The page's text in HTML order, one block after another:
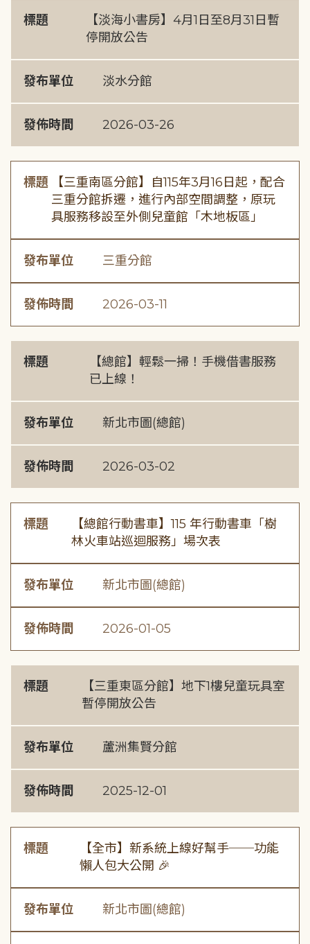
標題
【淡海小書房】4月1日至8月31日暫
停開放公告
發布單位 淡水分館
發佈時間 2026-03-26
標題
【三重南區分館】自115年3月16日起，配合
三重分館拆遷，進行內部空間調整，原玩
具服務移設至外側兒童館「木地板區」
發布單位 三重分館
發佈時間 2026-03-11
標題
【總館】輕鬆一掃！手機借書服務
已上線！
發布單位 新北市圖(總館)
發佈時間 2026-03-02
標題
【總館行動書車】115 年行動書車「樹
林火車站巡迴服務」場次表
發布單位 新北市圖(總館)
發佈時間 2026-01-05
標題
【三重東區分館】地下1樓兒童玩具室
暫停開放公告
發布單位 蘆洲集賢分館
發佈時間 2025-12-01
標題
【全市】新系統上線好幫手──功能
懶人包大公開 🎉
發布單位 新北市圖(總館)